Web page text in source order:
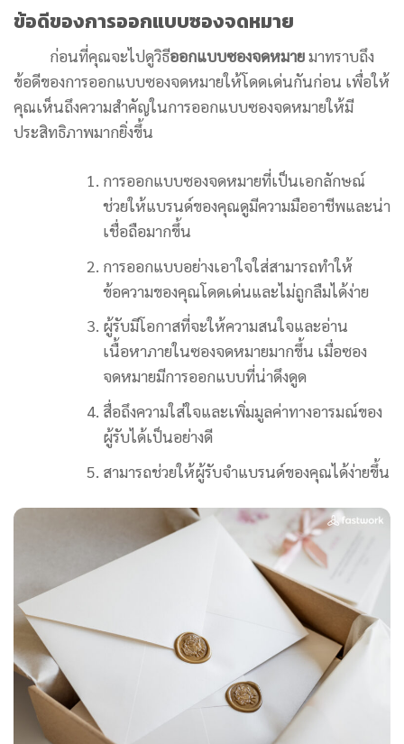
ข้อดีของการออกแบบซองจดหมาย
ก่อนที่คุณจะไปดูวิธีออกแบบซองจดหมายมาทราบถึง
ข้อดีของการออกแบบซองจดหมายให้โดดเด่นกันก่อน เพื่อให้
คุณเห็นถึงความสำคัญในการออกแบบซองจดหมายให้มี
ประสิทธิภาพมากยิ่งขึ้น
การออกแบบซองจดหมายที่เป็นเอกลักษณ์
ช่วยให้แบรนด์ของคุณดูมีความมืออาชีพและน่า
เชื่อถือมากขึ้น
การออกแบบอย่างเอาใจใส่สามารถทำให้
ข้อความของคุณโดดเด่นและไม่ถูกลืมได้ง่าย
ผู้รับมีโอกาสที่จะให้ความสนใจและอ่าน
เนื้อหาภายในซองจดหมายมากขึ้น เมื่อซอง
จดหมายมีการออกแบบที่น่าดึงดูด
สื่อถึงความใส่ใจและเพิ่มมูลค่าทางอารมณ์ของ
ผู้รับได้เป็นอย่างดี
สามารถช่วยให้ผู้รับจำแบรนด์ของคุณได้ง่ายขึ้น